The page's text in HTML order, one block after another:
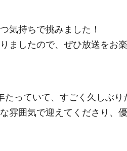
気持ちで挑みました！
ましたので、ぜひ放送をお楽
たっていて、すごく久しぶ
雰囲気で迎えてくださり、